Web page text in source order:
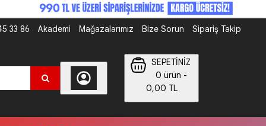
33 86 Akademi Mağazalarımız Bize Sorun Sipariş Takip
SEPETİNİZ
0 ürün -
0,00 TL